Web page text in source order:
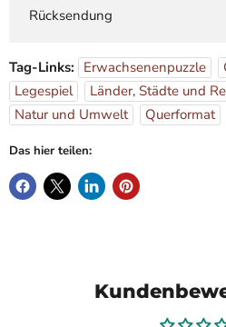
Rücksendung
Tag-Links: Erwachsenenpuzzle
Legespiel
Länder, Städte und
Natur und Umwelt
Querformat
Das hier teilen: